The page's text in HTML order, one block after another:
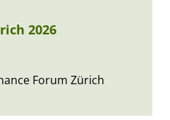
2026
Forum Zürich